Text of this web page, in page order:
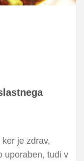
je zdrav,
uporaben, tudi v